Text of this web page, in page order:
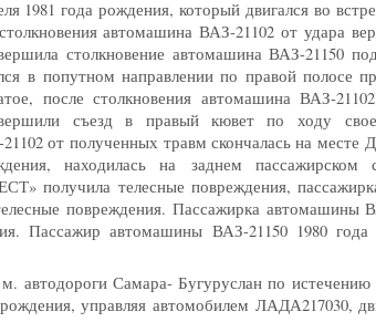
1981 года рождения, который двигался во
автомашина ВАЗ-21102 от удара
столкновение автомашина ВАЗ-21150
в попутном направлении по правой полосе
после столкновения автомашина ВАЗ-
съезд в правый кювет по ходу
от полученных травм скончалась на
находилась на заднем пассажирском
получила телесные повреждения,
повреждения. Пассажирка автомашины
Пассажир автомашины ВАЗ-21150 1980 года
автодороги Самара- Бугуруслан по
рождения, управляя автомобилем ЛАДА217030,